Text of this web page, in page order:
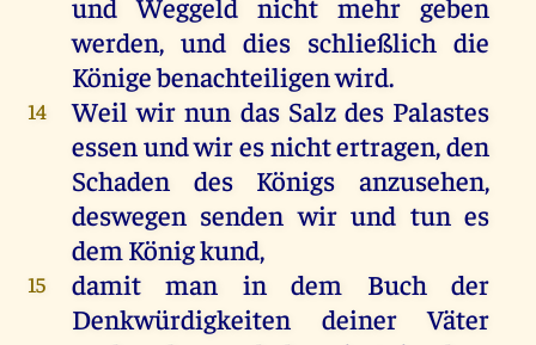
werden, und dies schließlichdie
Königebenachteiligenwird.
14 Weil wir nun das Salz desPalastes
essenundwiresnichtertragen,den
Schaden
des Königs anzusehen,
deswegen senden wir und tun es
dem Königkund,
15 damit man in dem Buch
der
Denkwürdigkeiten deiner
Väter